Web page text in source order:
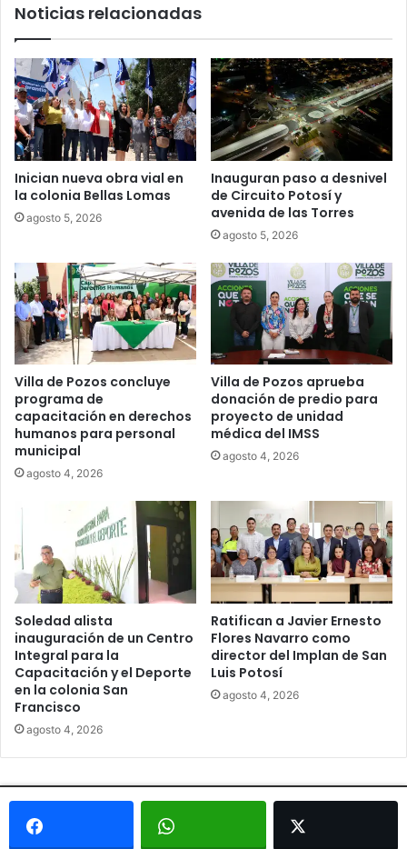
Noticias relacionadas
Inician nueva obra vial en
la colonia Bellas Lomas
agosto 5, 2026
Inauguran paso a desnivel
de Circuito Potosí y
avenida de las Torres
agosto 5, 2026
Villa de Pozos concluye
programa de
capacitación en derechos
humanos para personal
municipal
agosto 4, 2026
Villa de Pozos aprueba
donación de predio para
proyecto de unidad
médica del IMSS
agosto 4, 2026
Soledad alista
inauguración de un Centro
Integral para la
Capacitación y el Deporte
en la colonia San
Francisco
agosto 4, 2026
Ratifican a Javier Ernesto
Flores Navarro como
director del Implan de San
Luis Potosí
agosto 4, 2026
© Copyright 2026, Todos los derechos reservados - Metrópoli